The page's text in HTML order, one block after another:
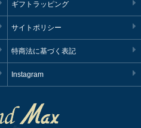
ギフトラッピング
サイトポリシー
特商法に基づく表記
Instagram